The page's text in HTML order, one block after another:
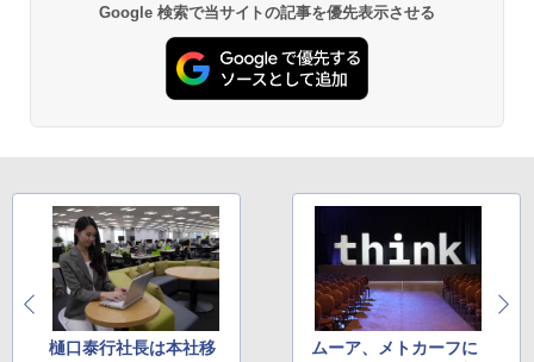
Google 検索で当サイトの記事を優先表示させる
樋口泰行社長は本社移
ムーア、メトカーフに